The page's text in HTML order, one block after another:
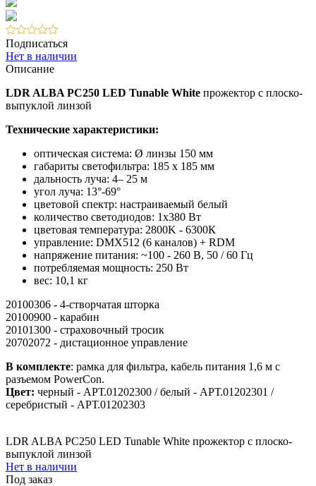
Подписаться
Нет в наличии
Описание
LDR ALBA PC250 LED Tunable White прожектор с плоско-
выпуклой линзой
Технические характеристики:
оптическая система: Ø линзы 150 мм
габариты светофильтра: 185 x 185 мм
дальность луча: 4– 25 м
угол луча: 13°-69°
цветовой спектр: настраиваемый белый
количество светодиодов: 1х380 Вт
цветовая температура: 2800K - 6300К
управление: DMX512 (6 каналов) + RDM
напряжение питания: ~100 - 260 В, 50 / 60 Гц
потребляемая мощность: 250 Вт
вес: 10,1 кг
20100306 - 4-створчатая шторка
20100900 - карабин
20101300 - страховочный тросик
20702072 - дистационное управление
В комплекте: рамка для фильтра, кабель питания 1,6 м с
разъемом PowerCon.
Цвет: черный - АРТ.01202300 / белый - АРТ.01202301 /
серебристый - АРТ.01202303
LDR ALBA PC250 LED Tunable White прожектор с плоско-
выпуклой линзой
Нет в наличии
Под заказ